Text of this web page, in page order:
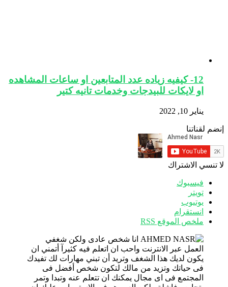
12- كيفيه زياده عدد المتابعين او ساعات المشاهده
او لايكات للبيدجات وخدمات تانيه كتير
يناير 10, 2022
إنضم لقناتنا
لا تنسي الاشتراك
فيسبوك
تويتر
يوتيوب
انستقرام
ملخص الموقع RSS